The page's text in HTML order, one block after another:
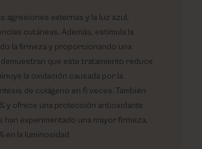
agresiones externas y la luz azul,
cutáneas. Además, estimula la
la firmeza y proporcionando una
que este tratamiento reduce
la oxidación causada por la
de colágeno en 6 veces. También
y ofrece una protección antioxidante
experimentado una mayor firmeza,
en la luminosidad